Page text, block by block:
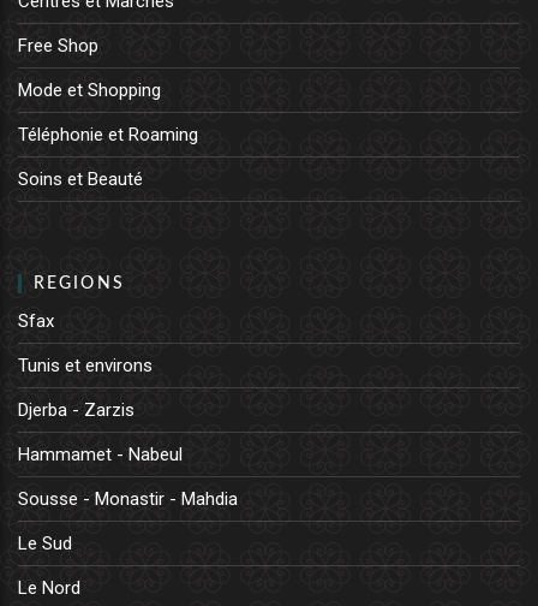
Free Shop
Mode et Shopping
Téléphonie et Roaming
Soins et Beauté
REGIONS
Sfax
Tunis et environs
Djerba - Zarzis
Hammamet - Nabeul
Sousse - Monastir - Mahdia
Le Sud
Le Nord